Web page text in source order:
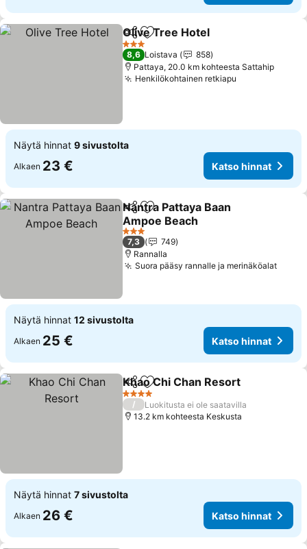
Jaa Lisää suosikkeihin
Olive Tree Hotel
3 Tähtiluokitus
8,6 Loistava
858
Pattaya, 20.0 km kohteesta Sattahip
Henkilökohtainen retkiapu
Näytä hinnat 9 sivustolta
Alkaen 23 € Katso hinnat
Jaa Lisää suosikkeihin
Nantra Pattaya Baan
Ampoe Beach
3 Tähtiluokitus
7,3
749
Rannalla
Suora pääsy rannalle ja merinäköalat
Näytä hinnat 12 sivustolta
Alkaen 25 € Katso hinnat
Jaa Lisää suosikkeihin
Khao Chi Chan Resort
4 Tähtiluokitus
/
Luokitusta ei ole saatavilla
13.2 km kohteesta Keskusta
Näytä hinnat 7 sivustolta
Alkaen 26 € Katso hinnat